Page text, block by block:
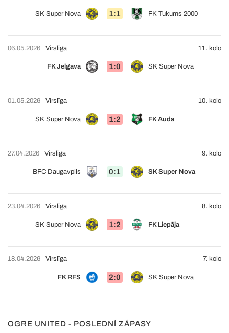
SK Super Nova 1:1 FK Tukums 2000
06.05.2026
FK Jelgava 1:0 SK Super Nova
Virslīga 11. kolo
01.05.2026
SK Super Nova 1:2 FK Auda
Virslīga 10. kolo
27.04.2026
BFC Daugavpils 0:1 SK Super Nova
Virslīga 9. kolo
23.04.2026
SK Super Nova 1:2 FK Liepāja
Virslīga 8. kolo
18.04.2026
FK RFS 2:0 SK Super Nova
Virslīga 7. kolo
OGRE UNITED - POSLEDNÍ ZÁPASY